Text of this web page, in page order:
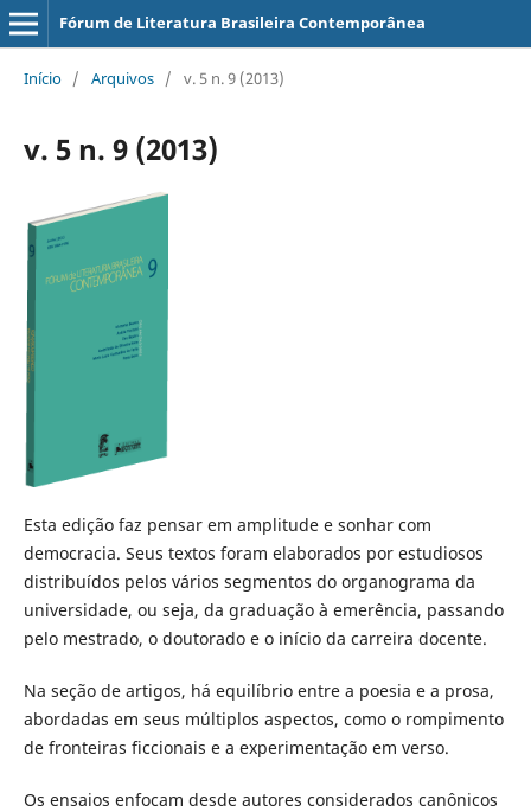
Fórum de Literatura Brasileira Contemporânea
Início / Arquivos / v. 5 n. 9 (2013)
v. 5 n. 9 (2013)
Esta edição faz pensar em amplitude e sonhar com
democracia. Seus textos foram elaborados por estudiosos
distribuídos pelos vários segmentos do organograma da
universidade, ou seja, da graduação à emerência, passando
pelo mestrado, o doutorado e o início da carreira docente.
Na seção de artigos, há equilíbrio entre a poesia e a prosa,
abordadas em seus múltiplos aspectos, como o rompimento
de fronteiras ficcionais e a experimentação em verso.
Os ensaios enfocam desde autores considerados canônicos